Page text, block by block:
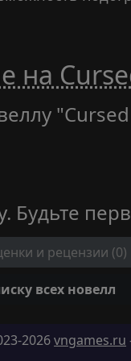
на
Будьте
и рецензии (0)
всех новелл
2026vngames.ru